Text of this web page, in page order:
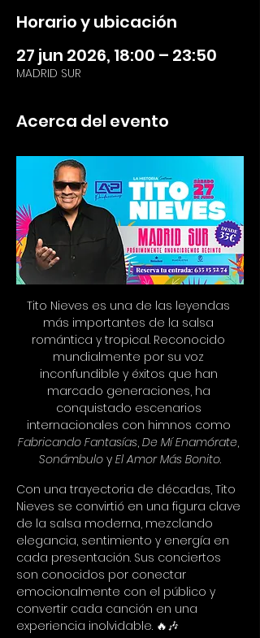
Horario y ubicación
27 jun 2026, 18:00 – 23:50
MADRID SUR
Acerca del evento
Tito Nieves es una de las leyendas
más importantes de la salsa
romántica y tropical. Reconocido
mundialmente por su voz
inconfundible y éxitos que han
marcado generaciones, ha
conquistado escenarios
internacionales con himnos como
Fabricando Fantasías, De Mí Enamórate,
Sonámbulo y El Amor Más Bonito.
Con una trayectoria de décadas, Tito
Nieves se convirtió en una figura clave
de la salsa moderna, mezclando
elegancia, sentimiento y energía en
cada presentación. Sus conciertos
son conocidos por conectar
emocionalmente con el público y
convertir cada canción en una
experiencia inolvidable. 🔥🎶